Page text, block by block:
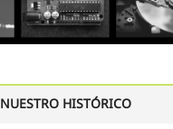
NUESTRO HISTÓRICO